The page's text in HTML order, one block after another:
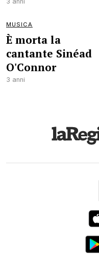
MUSICA
È morta la
cantante Sinéad
O'Connor
3 anni